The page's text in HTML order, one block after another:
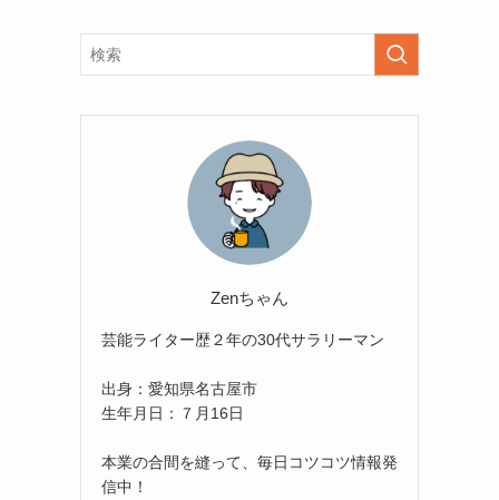
Zenちゃん
芸能ライター歴２年の30代サラリーマン
出身：愛知県名古屋市
生年月日：７月16日
本業の合間を縫って、毎日コツコツ情報発
信中！